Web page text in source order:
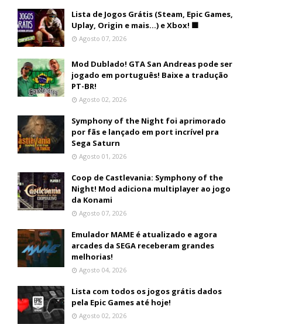
Lista de Jogos Grátis (Steam, Epic Games,
Uplay, Origin e mais...) e Xbox! 🟩
Agosto 07, 2026
Mod Dublado! GTA San Andreas pode ser
jogado em português! Baixe a tradução
PT-BR!
Agosto 02, 2026
Symphony of the Night foi aprimorado
por fãs e lançado em port incrível pra
Sega Saturn
Agosto 01, 2026
Coop de Castlevania: Symphony of the
Night! Mod adiciona multiplayer ao jogo
da Konami
Agosto 07, 2026
Emulador MAME é atualizado e agora
arcades da SEGA receberam grandes
melhorias!
Agosto 04, 2026
Lista com todos os jogos grátis dados
pela Epic Games até hoje!
Agosto 02, 2026